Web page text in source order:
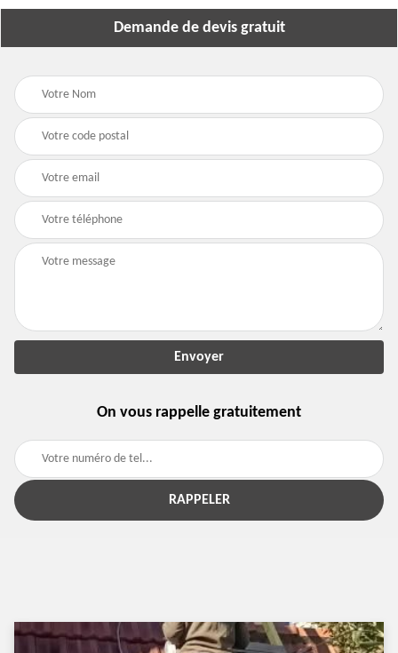
Demande de devis gratuit
On vous rappelle gratuitement